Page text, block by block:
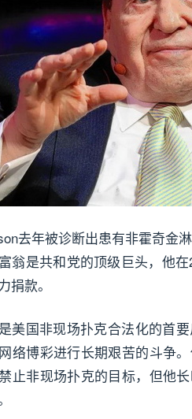
去年被诊断出患有非霍奇金
翁是共和党的顶级巨头，他
捐款。
美国非现场扑克合法化的首
络博彩进行长期艰苦的斗争
止非现场扑克的目标，但他